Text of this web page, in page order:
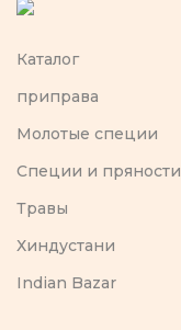
Каталог
приправа
Молотые специи
Специи и пряности
Травы
Хиндустани
Indian Bazar